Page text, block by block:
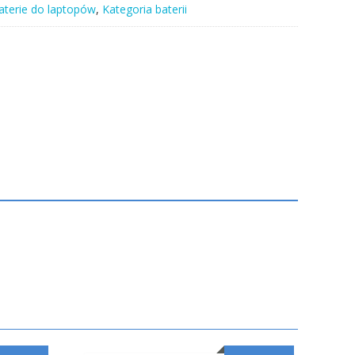
do laptopów, Kategoria baterii